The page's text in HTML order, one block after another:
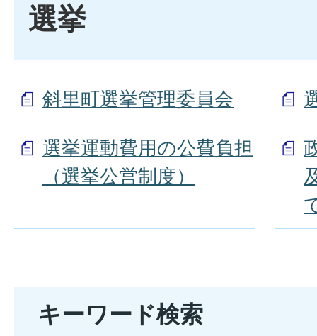
選挙
斜里町選挙管理委員会
選挙運動費用の公費負担
（選挙公営制度）
キーワード検索